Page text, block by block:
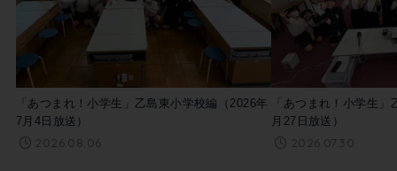
「あつまれ！小学生」乙島東小学校編（2026年
7月4日放送）
2026.08.06
「あつまれ！小学生
月27日放送）
2026.07.30